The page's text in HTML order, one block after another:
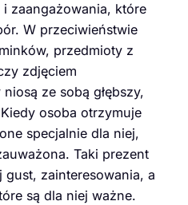
zaangażowania, które
W przeciwieństwie
przedmioty z
zdjęciem
ze sobą głębszy,
osoba otrzymuje
specjalnie dla niej,
Taki prezent
zainteresowania, a
są dla niej ważne.